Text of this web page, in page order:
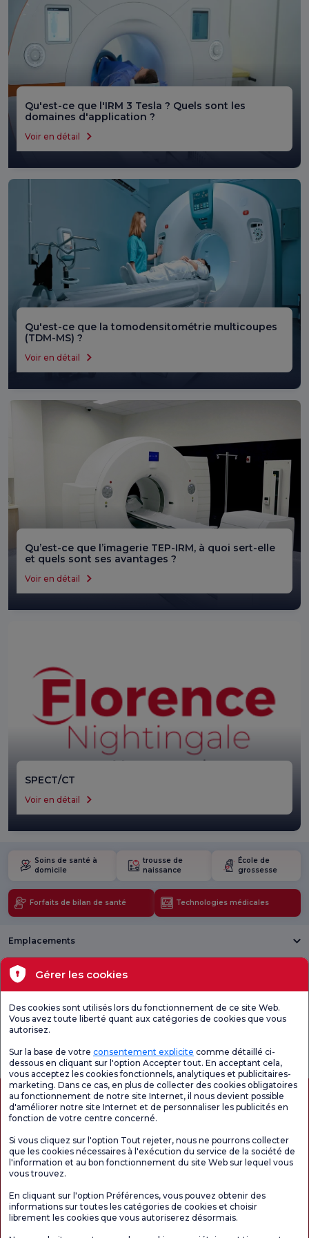
anomalies optiques de l'œil. Il est généralement utilisé
évaluations pré-chirurgie oculaire au laser et
l'adaptation des lentilles de contact.
Qu'est-ce que l'IRM 3 Tesla ? Quels sont les
domaines d'application ?
Voir en détail
Qu'est-ce que la tomodensitométrie multicoupes
(TDM-MS) ?
Voir en détail
Qu’est-ce que l’imagerie TEP-IRM, à quoi sert-elle
et quels sont ses avantages ?
Voir en détail
SPECT/CT
Voir en détail
Soins de santé à
domicile
trousse de
naissance
École de
grossesse
Forfaits de bilan de santé Technologies médicales
Emplacements
Santé actuelle
Unités médicales
générale de
satisfaction
questionnaire de
satisfaction.
satisfaction sur
les promotions
Le contenu de cette page est fourni à titre informatif uniquement. N'hésitez pas à
consulter votre médecin pour obtenir un diagnostic et un traitement.
Gérer les cookies
Des cookies sont utilisés lors du fonctionnement de ce site Web.
Vous avez toute liberté quant aux catégories de cookies que vous
autorisez.
Sur la base de votre consentement explicite comme détaillé ci-
dessous en cliquant sur l'option Accepter tout. En acceptant cela,
vous acceptez les cookies fonctionnels, analytiques et publicitaires-
marketing. Dans ce cas, en plus de collecter des cookies obligatoires
au fonctionnement de notre site Internet, il nous devient possible
d'améliorer notre site Internet et de personnaliser les publicités en
fonction de votre centre concerné.
Si vous cliquez sur l'option Tout rejeter, nous ne pourrons collecter
que les cookies nécessaires à l'exécution du service de la société de
l'information et au bon fonctionnement du site Web sur lequel vous
vous trouvez.
En cliquant sur l'option Préférences, vous pouvez obtenir des
informations sur toutes les catégories de cookies et choisir
librement les cookies que vous autoriserez désormais.